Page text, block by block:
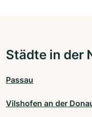
Städte in der
Passau
Vilshofen an der